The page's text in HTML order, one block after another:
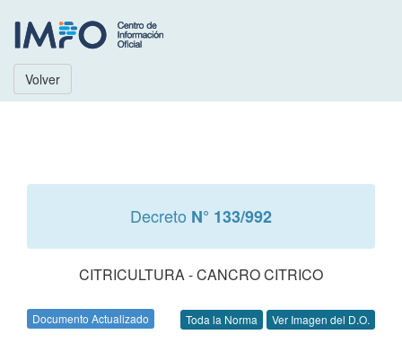
Volver
Decreto N° 133/992
CITRICULTURA - CANCRO CITRICO
Documento Actualizado Toda la Norma Ver Imagen del D.O.